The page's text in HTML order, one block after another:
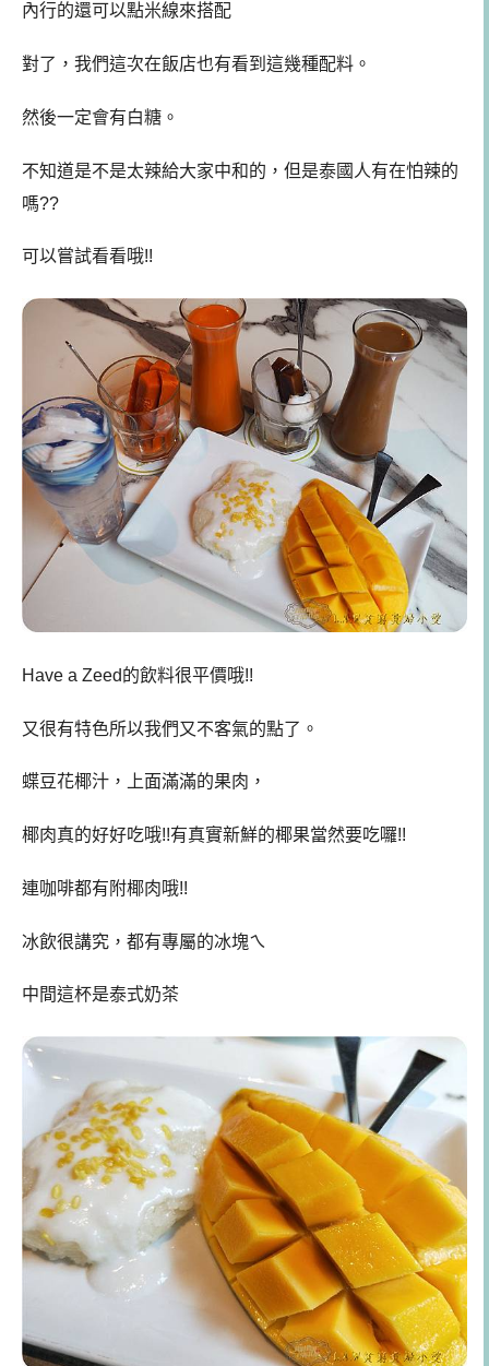
內行的還可以點米線來搭配
對了，我們這次在飯店也有看到這幾種配料。
然後一定會有白糖。
不知道是不是太辣給大家中和的，但是泰國人有在怕辣的
嗎??
可以嘗試看看哦!!
Have a Zeed的飲料很平價哦!!
又很有特色所以我們又不客氣的點了。
蝶豆花椰汁，上面滿滿的果肉，
椰肉真的好好吃哦!!有真實新鮮的椰果當然要吃囉!!
連咖啡都有附椰肉哦!!
冰飲很講究，都有專屬的冰塊ㄟ
中間這杯是泰式奶茶